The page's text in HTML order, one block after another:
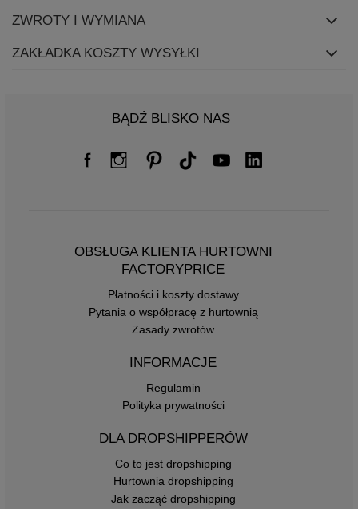
ZWROTY I WYMIANA
ZAKŁADKA KOSZTY WYSYŁKI
BĄDŹ BLISKO NAS
OBSŁUGA KLIENTA HURTOWNI
FACTORYPRICE
Płatności i koszty dostawy
Pytania o współpracę z hurtownią
Zasady zwrotów
INFORMACJE
Regulamin
Polityka prywatności
DLA DROPSHIPPERÓW
Co to jest dropshipping
Hurtownia dropshipping
Jak zacząć dropshipping